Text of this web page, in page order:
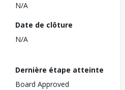
N/A
Date de clôture
N/A
Dernière étape atteinte
Board Approved